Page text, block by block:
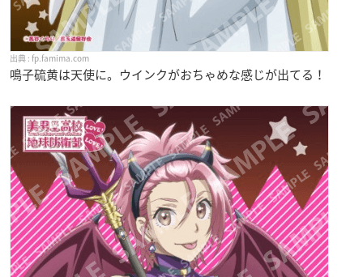
fp.famima.com
鳴子硫黄は天使に。ウインクがおちゃめな感じが出てる！